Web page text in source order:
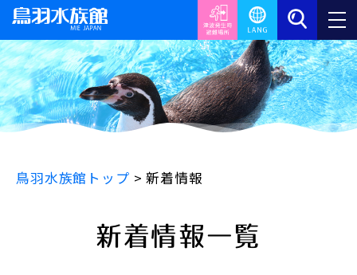
鳥羽水族館トップ >新着情報
新着情報一覧